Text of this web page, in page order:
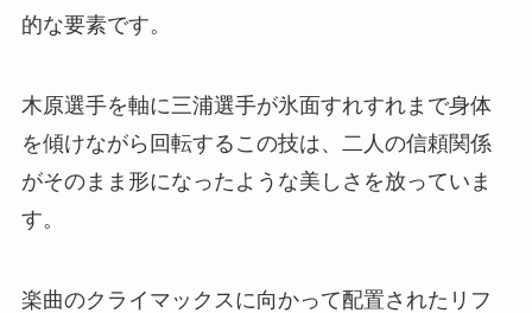
的な要素です。
木原選手を軸に三浦選手が氷面すれすれまで身体
を傾けながら回転するこの技は、二人の信頼関係
がそのまま形になったような美しさを放っていま
す。
楽曲のクライマックスに向かって配置されたリフ